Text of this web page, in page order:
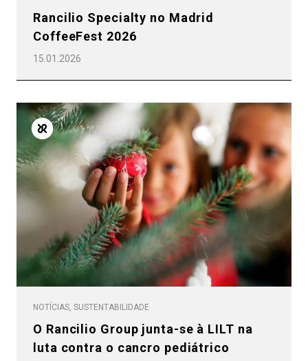
Rancilio Specialty no Madrid
CoffeeFest 2026
15.01.2026
NOTÍCIAS, SUSTENTABILIDADE
O Rancilio Group junta-se à LILT na
luta contra o cancro pediátrico
Produtos
Notícias
Descarregar